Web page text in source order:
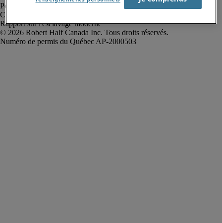
Politique de confidentialité
Conditions d’utilisation
Rapport sur l'esclavage moderne
Robert Half Canada Inc. Tous droits réservés.